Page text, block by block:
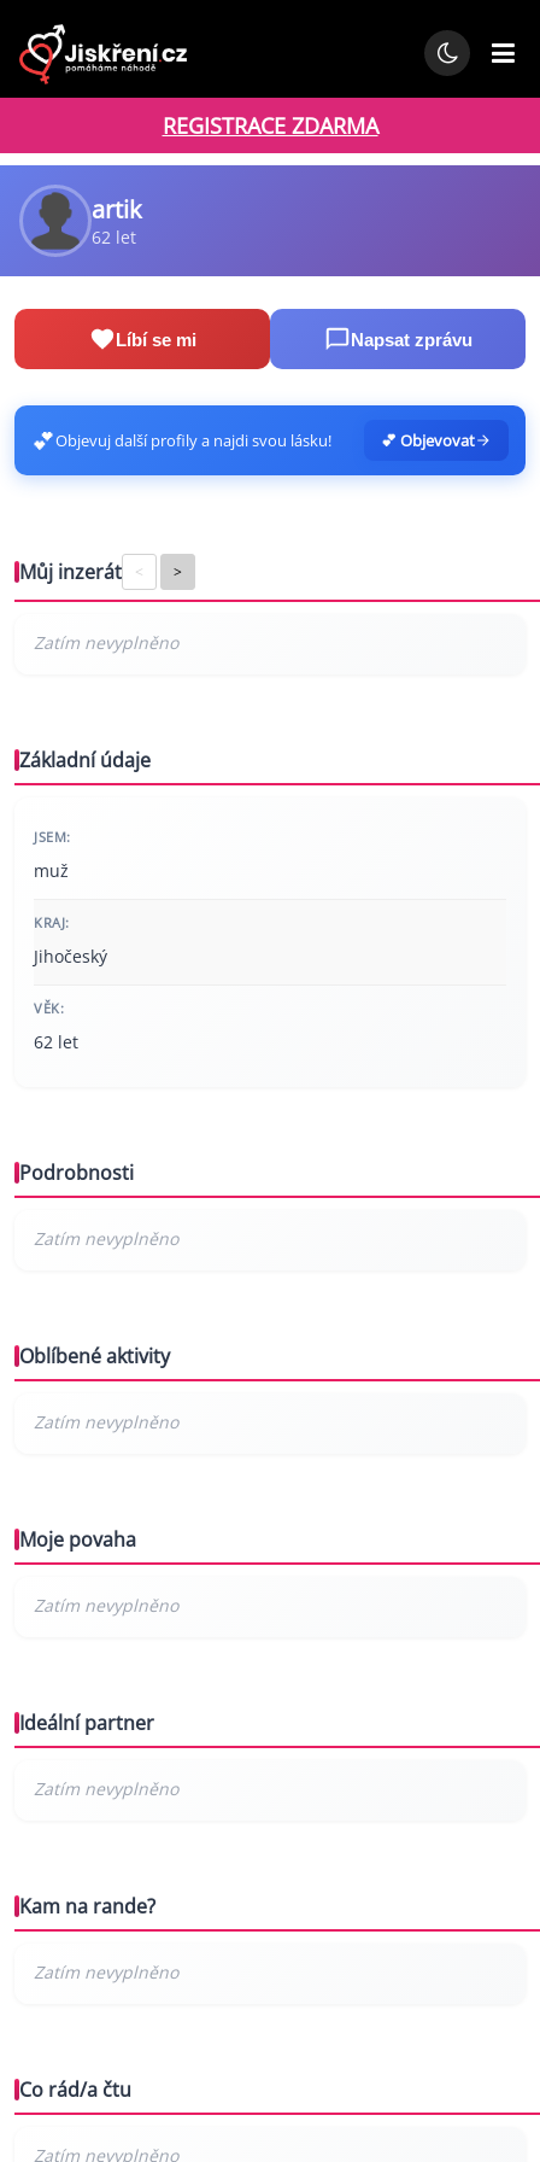
REGISTRACE ZDARMA
artik
62 let
Líbí se mi Napsat zprávu
💕Objevuj další profily a najdi svou lásku! 💕 Objevovat
Můj inzerát < >
Základní údaje
JSEM:
muž
KRAJ:
Jihočeský
VĚK:
62 let
Podrobnosti
Oblíbené aktivity
Moje povaha
Ideální partner
Kam na rande?
Co rád/a čtu